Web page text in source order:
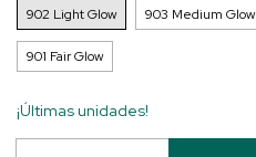
902 Light Glow
903 Medium Glow
901 Fair Glow
¡Últimas unidades!